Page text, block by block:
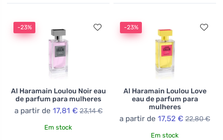
-23%
Al Haramain Loulou Noir eau
de parfum para mulheres
a partir de 17,81 € 23,14 €
Em stock
-23%
Al Haramain Loulou Love
eau de parfum para
mulheres
a partir de 17,52 € 22,80 €
Em stock